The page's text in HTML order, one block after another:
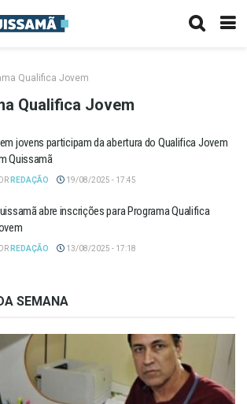
Qualifica Jovem
Qualifica Jovem
jovens participam da abertura do Qualifica Jovem
Quissamã
REDAÇÃO 19/08/2025 - 17:45
abre inscrições para Programa Qualifica
REDAÇÃO 13/08/2025 - 17:18
SEMANA